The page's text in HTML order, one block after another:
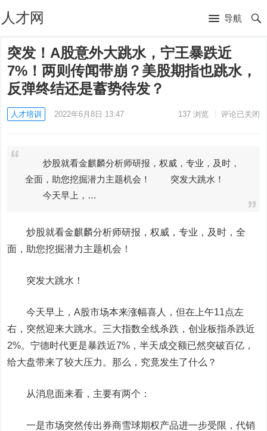
人才网 导航
突发！A股意外大跳水，宁王暴跌近
7%！两则传闻带崩？美股期指也跳水，
反弹终结还是蓄势待发？
人才培训 2022年6月8日 13:47 137浏览 评论已关闭
炒股就看金麒麟分析师研报，权威，专业，及时，
全面，助您挖掘潜力主题机会！ 突发大跳水！
今天早上，…
炒股就看金麒麟分析师研报，权威，专业，及时，全
面，助您挖掘潜力主题机会！
突发大跳水！
今天早上，A股市场本来涨幅喜人，但在上午11点左
右，突然迎来大跳水。三大指数全线杀跌，创业板指杀跌近
2%。宁德时代更是暴跌近7%，半天成交额已然突破百亿，
给大盘带来了较大压力。那么，究竟发生了什么？
从消息面来看，主要有两个：
一是市场突然传出券商雪球期权产品进一步受限，代销